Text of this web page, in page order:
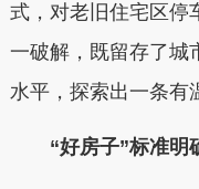
式，对老旧住宅区停
一破解，既留存了城
水平，探索出一条有
“好房子”标准明